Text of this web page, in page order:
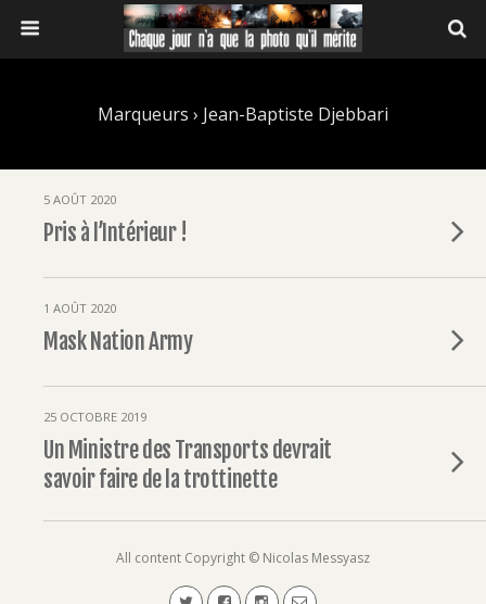
Marqueurs › Jean-Baptiste Djebbari
5 AOÛT 2020
Pris à l’Intérieur !
1 AOÛT 2020
Mask Nation Army
25 OCTOBRE 2019
Un Ministre des Transports devrait
savoir faire de la trottinette
All content Copyright © Nicolas Messyasz